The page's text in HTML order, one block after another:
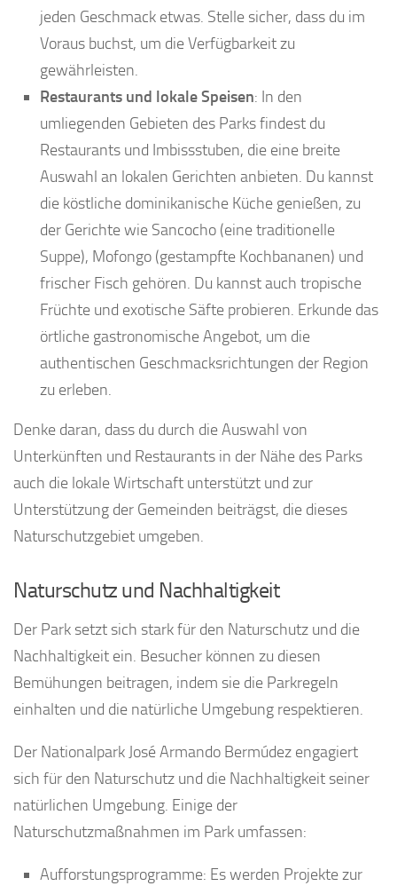
jeden Geschmack etwas. Stelle sicher, dass du im
Voraus buchst, um die Verfügbarkeit zu
gewährleisten.
Restaurants und lokale Speisen: In den
umliegenden Gebieten des Parks findest du
Restaurants und Imbissstuben, die eine breite
Auswahl an lokalen Gerichten anbieten. Du kannst
die köstliche dominikanische Küche genießen, zu
der Gerichte wie Sancocho (eine traditionelle
Suppe), Mofongo (gestampfte Kochbananen) und
frischer Fisch gehören. Du kannst auch tropische
Früchte und exotische Säfte probieren. Erkunde das
örtliche gastronomische Angebot, um die
authentischen Geschmacksrichtungen der Region
zu erleben.
Denke daran, dass du durch die Auswahl von
Unterkünften und Restaurants in der Nähe des Parks
auch die lokale Wirtschaft unterstützt und zur
Unterstützung der Gemeinden beiträgst, die dieses
Naturschutzgebiet umgeben.
Naturschutz und Nachhaltigkeit
Der Park setzt sich stark für den Naturschutz und die
Nachhaltigkeit ein. Besucher können zu diesen
Bemühungen beitragen, indem sie die Parkregeln
einhalten und die natürliche Umgebung respektieren.
Der Nationalpark José Armando Bermúdez engagiert
sich für den Naturschutz und die Nachhaltigkeit seiner
natürlichen Umgebung. Einige der
Naturschutzmaßnahmen im Park umfassen:
Aufforstungsprogramme: Es werden Projekte zur